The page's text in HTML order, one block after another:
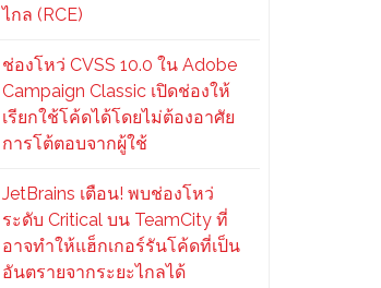
ไกล (RCE)
ช่องโหว่ CVSS 10.0 ใน Adobe
Campaign Classic เปิดช่องให้
เรียกใช้โค้ดได้โดยไม่ต้องอาศัย
การโต้ตอบจากผู้ใช้
JetBrains เตือน! พบช่องโหว่
ระดับ Critical บน TeamCity ที่
อาจทำให้แฮ็กเกอร์รันโค้ดที่เป็น
อันตรายจากระยะไกลได้